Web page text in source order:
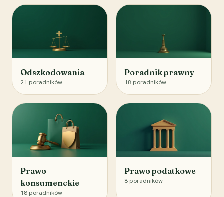
Odszkodowania
21 poradników
Poradnik prawny
18 poradników
Prawo
konsumenckie
18 poradników
Prawo podatkowe
8 poradników